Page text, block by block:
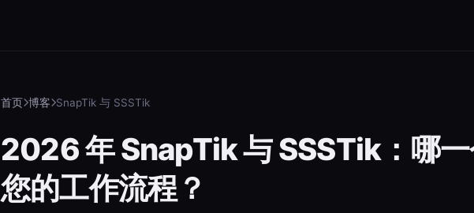
首页 博客 SnapTik 与 SSSTik
2026 年 SnapTik 与 SSSTik：哪
您的工作流程？